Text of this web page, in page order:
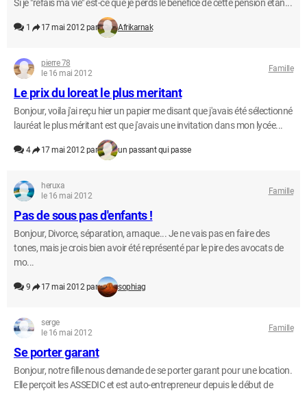
Si je "refais ma vie" est-ce que je perds le bénéfice de cette pension étan...
1 17 mai 2012 par Afrikarnak
pierre 78
le 16 mai 2012
Famille
Le prix du loreat le plus meritant
Bonjour, voila j'ai reçu hier un papier me disant que j'avais été sélectionné
lauréat le plus méritant est que j'avais une invitation dans mon lycée...
4 17 mai 2012 par un passant qui passe
heruxa
le 16 mai 2012
Famille
Pas de sous pas d'enfants !
Bonjour, Divorce, séparation, arnaque... Je ne vais pas en faire des
tones, mais je crois bien avoir été représenté par le pire des avocats de
mo...
9 17 mai 2012 par sophiag
serge
le 16 mai 2012
Famille
Se porter garant
Bonjour, notre fille nous demande de se porter garant pour une location.
Elle perçoit les ASSEDIC et est auto-entrepreneur depuis le début de